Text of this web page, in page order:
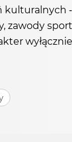
kulturalnych
zawody
wyłącznie l